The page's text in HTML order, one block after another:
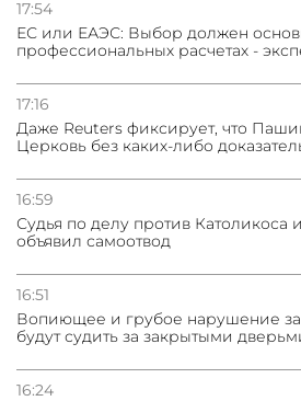
17:54
ЕС или ЕАЭС: Выбор должен
профессиональных расчетах -
17:16
Даже Reuters фиксирует, что
Церковь без каких-либо
16:59
Судья по делу против Католикоса
объявил самоотвод
16:51
Вопиющее и грубое нарушение
будут судить за закрытыми
16:24
03.08.2026
31.07.2026
погрануправления СНБ Армении в